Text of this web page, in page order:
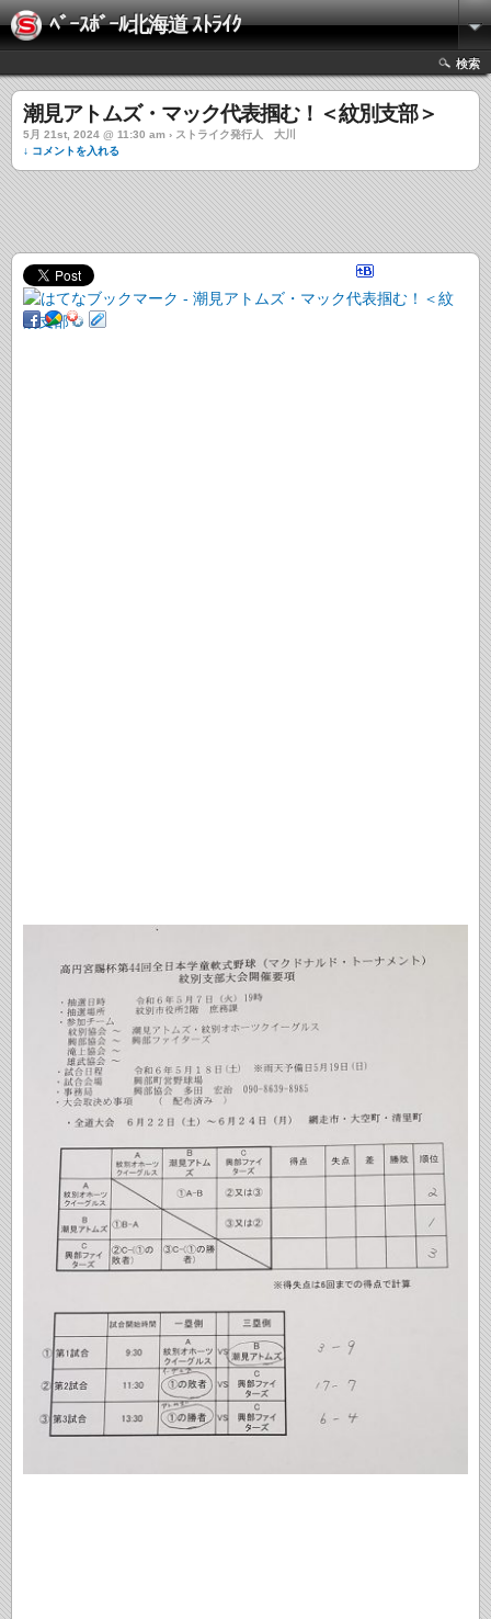
ﾍﾞｰｽﾎﾞｰﾙ北海道 ｽﾄﾗｲｸ
検索
潮見アトムズ・マック代表掴む！＜紋別支部＞
5月 21st, 2024 @ 11:30 am › ストライク発行人 大川
↓ コメントを入れる